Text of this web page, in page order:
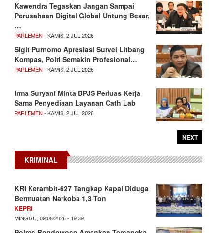
Kawendra Tegaskan Jangan Sampai
Perusahaan Digital Global Untung Besar,
…
PARLEMEN - KAMIS, 2 JUL 2026
Sigit Purnomo Apresiasi Survei Litbang
Kompas, Polri Semakin Profesional…
PARLEMEN - KAMIS, 2 JUL 2026
Irma Suryani Minta BPJS Perluas Kerja
Sama Penyediaan Layanan Cath Lab
PARLEMEN - KAMIS, 2 JUL 2026
NEXT
KRIMINAL
KRI Kerambit-627 Tangkap Kapal Diduga
Bermuatan Narkoba 1,3 Ton
KEPRI
MINGGU, 09/08/2026 - 19:39